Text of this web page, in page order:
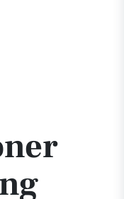
- se hvad der ellers er til